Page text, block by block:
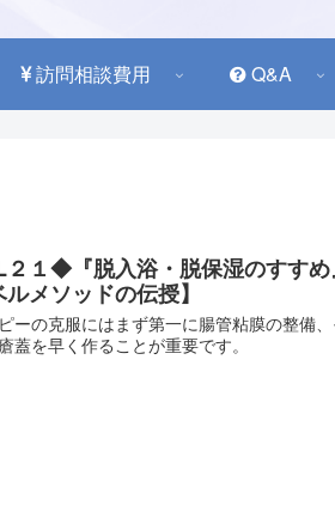
０番 ～訪問相談・
訪問相談費用 Q&A
２１◆『脱入浴・脱保湿のすす
ルメソッドの伝授】
ーの克服にはまず第一に腸管粘膜の整備
蓋を早く作ることが重要です。